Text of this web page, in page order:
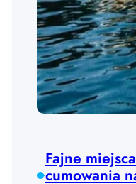
Fajne
cumowania